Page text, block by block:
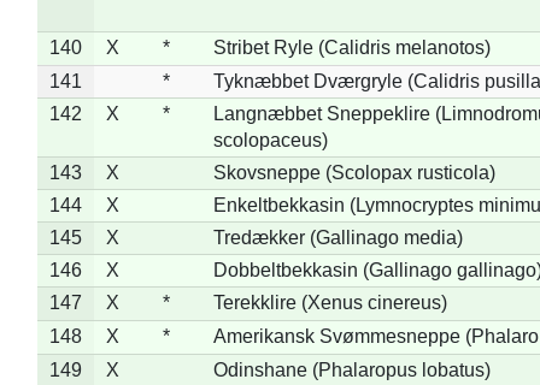
140 X *
Stribet Ryle (Calidris melanotos)
141
*
Tyknæbbet Dværgryle (Calidris
142
X *
Langnæbbet Sneppeklire
scolopaceus)
143
X
Skovsneppe (Scolopax rusticola)
144
X
Enkeltbekkasin (Lymnocryptes
145
X
Tredækker (Gallinago media)
146
X
Dobbeltbekkasin (Gallinago
147
X *
Terekklire (Xenus cinereus)
148
X *
Amerikansk Svømmesneppe
149
X
Odinshane (Phalaropus lobatus)